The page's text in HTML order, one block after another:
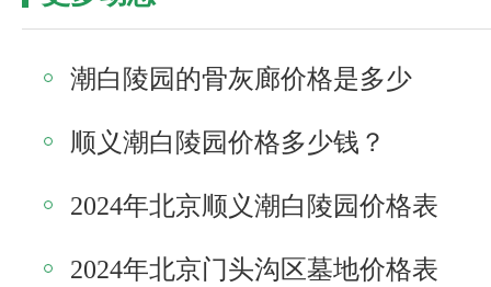
潮白陵园的骨灰廊价格是多少
顺义潮白陵园价格多少钱？
2024年北京顺义潮白陵园价格表
2024年北京门头沟区墓地价格表